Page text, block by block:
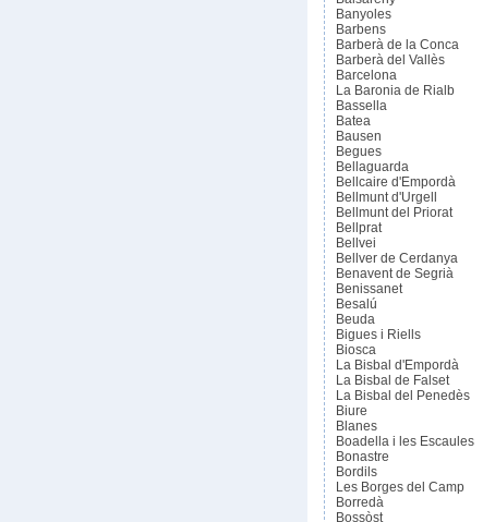
Banyoles
Barbens
Barberà de la Conca
Barberà del Vallès
Barcelona
La Baronia de Rialb
Bassella
Batea
Bausen
Begues
Bellaguarda
Bellcaire d'Empordà
Bellmunt d'Urgell
Bellmunt del Priorat
Bellprat
Bellvei
Bellver de Cerdanya
Benavent de Segrià
Benissanet
Besalú
Beuda
Bigues i Riells
Biosca
La Bisbal d'Empordà
La Bisbal de Falset
La Bisbal del Penedès
Biure
Blanes
Boadella i les Escaules
Bonastre
Bordils
Les Borges del Camp
Borredà
Bossòst